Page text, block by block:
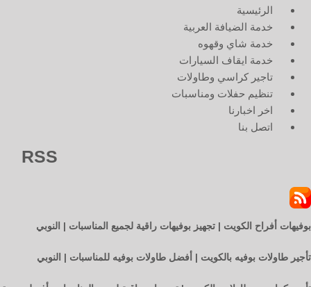
الرئيسية
خدمة الضيافة العربية
خدمة شاي وقهوه
خدمة ايقاف السيارات
تاجير كراسي وطاولات
تنظيم حفلات ومناسبات
اخر اخبارنا
اتصل بنا
RSS
بوفيهات أفراح الكويت | تجهيز بوفيهات راقية لجميع المناسبات | النوبي
تأجير طاولات بوفيه بالكويت | أفضل طاولات بوفيه للمناسبات | النوبي